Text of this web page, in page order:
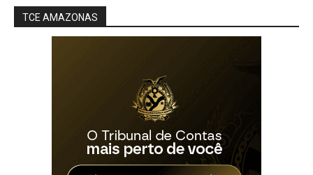
TCE AMAZONAS